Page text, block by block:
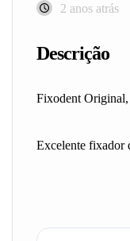
2 anos atrás
Descrição
Fixodent Original,
Excelente fixador